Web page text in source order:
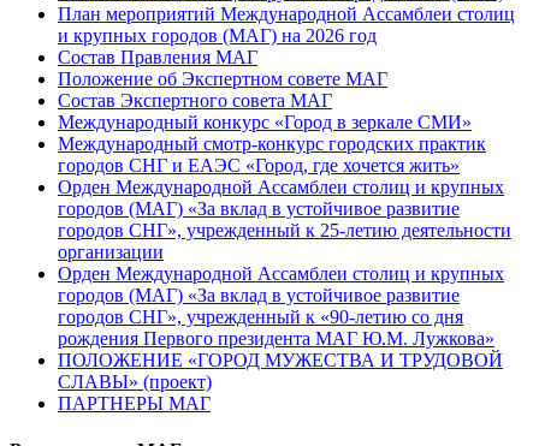
План мероприятий Международной Ассамблеи столиц
и крупных городов (МАГ) на 2026 год
Состав Правления МАГ
Положение об Экспертном совете МАГ
Состав Экспертного совета МАГ
Международный конкурс «Город в зеркале СМИ»
Международный смотр-конкурс городских практик
городов СНГ и ЕАЭС «Город, где хочется жить»
Орден Международной Ассамблеи столиц и крупных
городов (МАГ) «За вклад в устойчивое развитие
городов СНГ», учрежденный к 25-летию деятельности
организации
Орден Международной Ассамблеи столиц и крупных
городов (МАГ) «За вклад в устойчивое развитие
городов СНГ», учрежденный к «90-летию со дня
рождения Первого президента МАГ Ю.М. Лужкова»
ПОЛОЖЕНИЕ «ГОРОД МУЖЕСТВА И ТРУДОВОЙ
СЛАВЫ» (проект)
ПАРТНЕРЫ МАГ